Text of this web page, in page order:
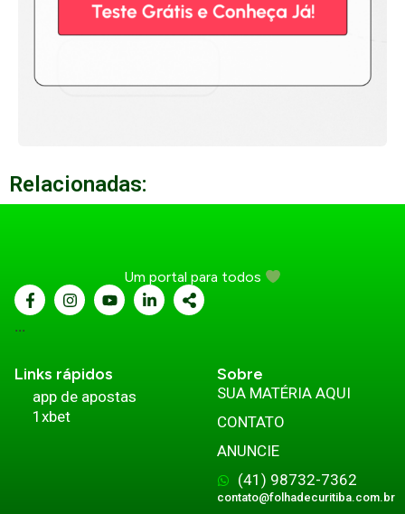
Relacionadas:
Um portal para todos
...
Links rápidos
app de apostas
1xbet
Sobre
SUA MATÉRIA AQUI
CONTATO
ANUNCIE
(41) 98732-7362
contato@folhadecuritiba.com.br